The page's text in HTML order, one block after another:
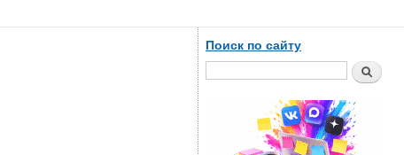
Поиск по сайту
Поиск